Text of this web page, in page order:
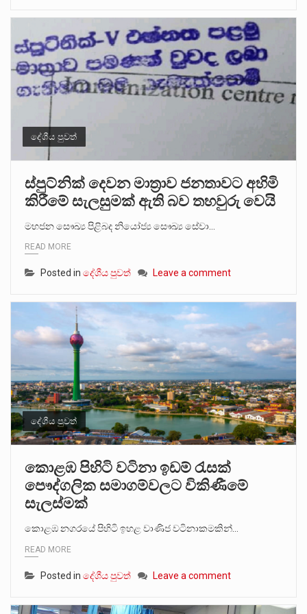
දේශීය පුවත්
ස්පුට්නික් දෙවන මාත්‍රාව ජනතාවට අහිමි
කිරීමේ සැලසුමක් ඇති බව තහවුරු වෙයි
මහජන සෞඛ්‍ය පිළිබද නියෝජ්‍ය සෞඛ්‍ය සේවා…
READ MORE
Posted in දේශීය පුවත් Leave a comment
දේශීය පුවත්
කොළඹ පිහිටි වටිනා ඉඩම් රැසක්
පෞද්ගලික සමාගම්වලට විකිණීමේ
සැලස්මක්
කොළඹ නගරයේ පිහිටි ඉහළ වාණිජ වටිනාකමකින්…
READ MORE
Posted in දේශීය පුවත් Leave a comment